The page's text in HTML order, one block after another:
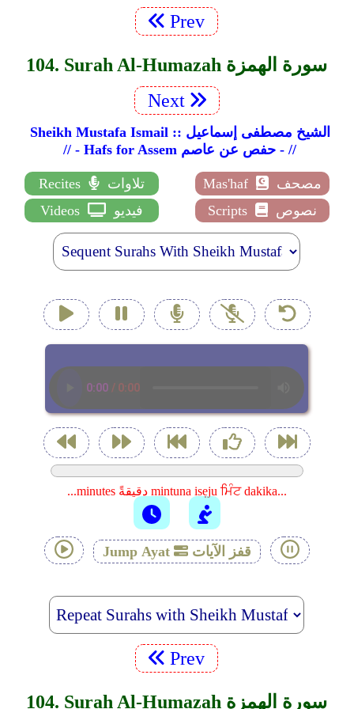
Prev
104. Surah Al-Humazah سورة الهمزة
Next
Sheikh Mustafa Ismail :: الشيخ مصطفى إسماعيل
// - Hafs for Assem حفص عن عاصم - //
Recites تلاوات Mas'haf
مصحف
Videos
فيديو Scripts نصوص
...minutes دقيقةً mintuna isẹju ਮਿੰਟ dakika...
Jump Ayat قفز الآيات
Prev
104. Surah Al-Humazah سورة الهمزة